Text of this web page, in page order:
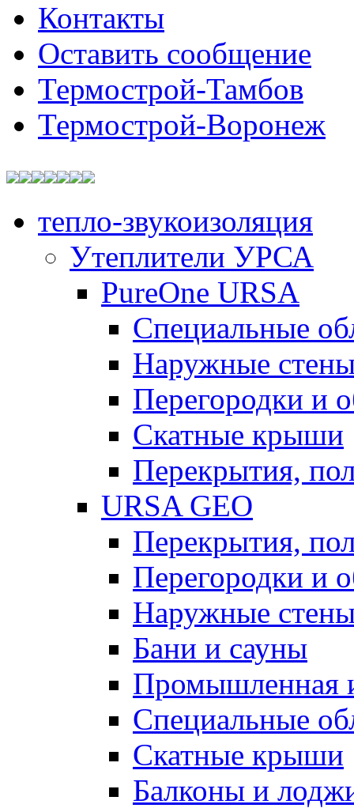
Контакты
Оставить сообщение
Термострой-Тамбов
Термострой-Воронеж
тепло-звукоизоляция
Утеплители УРСА
PureOne URSA
Специальные
Наружные
Перегородки и
Скатные крыши
Перекрытия,
URSA GEO
Перекрытия,
Перегородки и
Наружные
Бани и сауны
Промышленная
Специальные
Скатные крыши
Балконы и